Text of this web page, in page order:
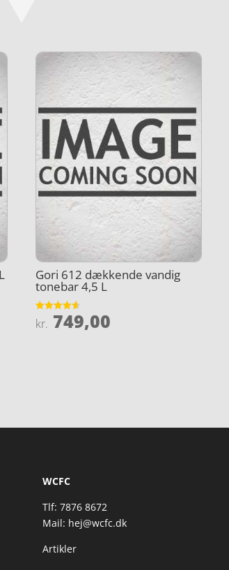
Gori 612 dækkende vandig
tonebar 4,5 L
Vurderet
4.6
kr. 749,00
WCFC
Tlf: 7876 8672
Mail: hej@wcfc.dk
Artikler